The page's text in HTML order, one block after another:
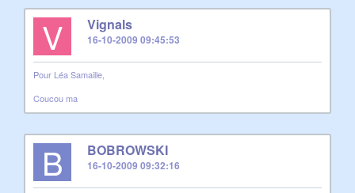
V Vignals
16-10-2009 09:45:53
Pour Léa Samaille,
Coucou ma
B BOBROWSKI
16-10-2009 09:32:16